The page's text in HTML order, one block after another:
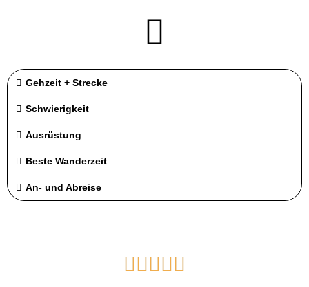
Gehzeit + Strecke
Schwierigkeit
Ausrüstung
Beste Wanderzeit
An- und Abreise
